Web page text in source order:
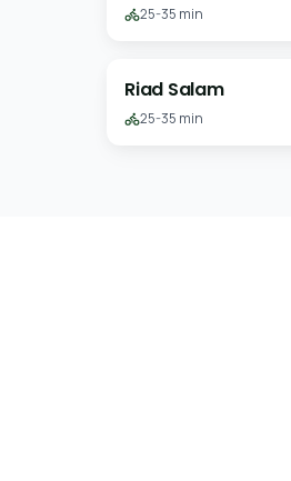
25-35 min
Riad Salam
25-35 min